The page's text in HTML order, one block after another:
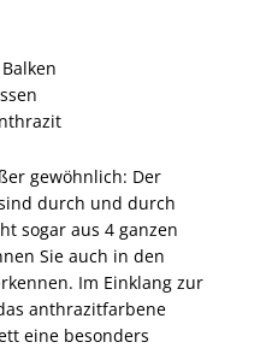
gewöhnlich: Der
durch und durch
sogar aus 4 ganzen
Sie auch in den
Im Einklang zur
anthrazitfarbene
eine besonders